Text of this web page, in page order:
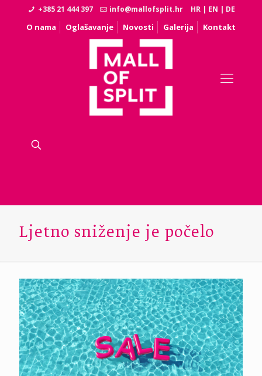
+385 21 444 397 info@mallofsplit.hr HR | EN | DE
O nama Oglašavanje Novosti Galerija Kontakt
Ljetno sniženje je počelo